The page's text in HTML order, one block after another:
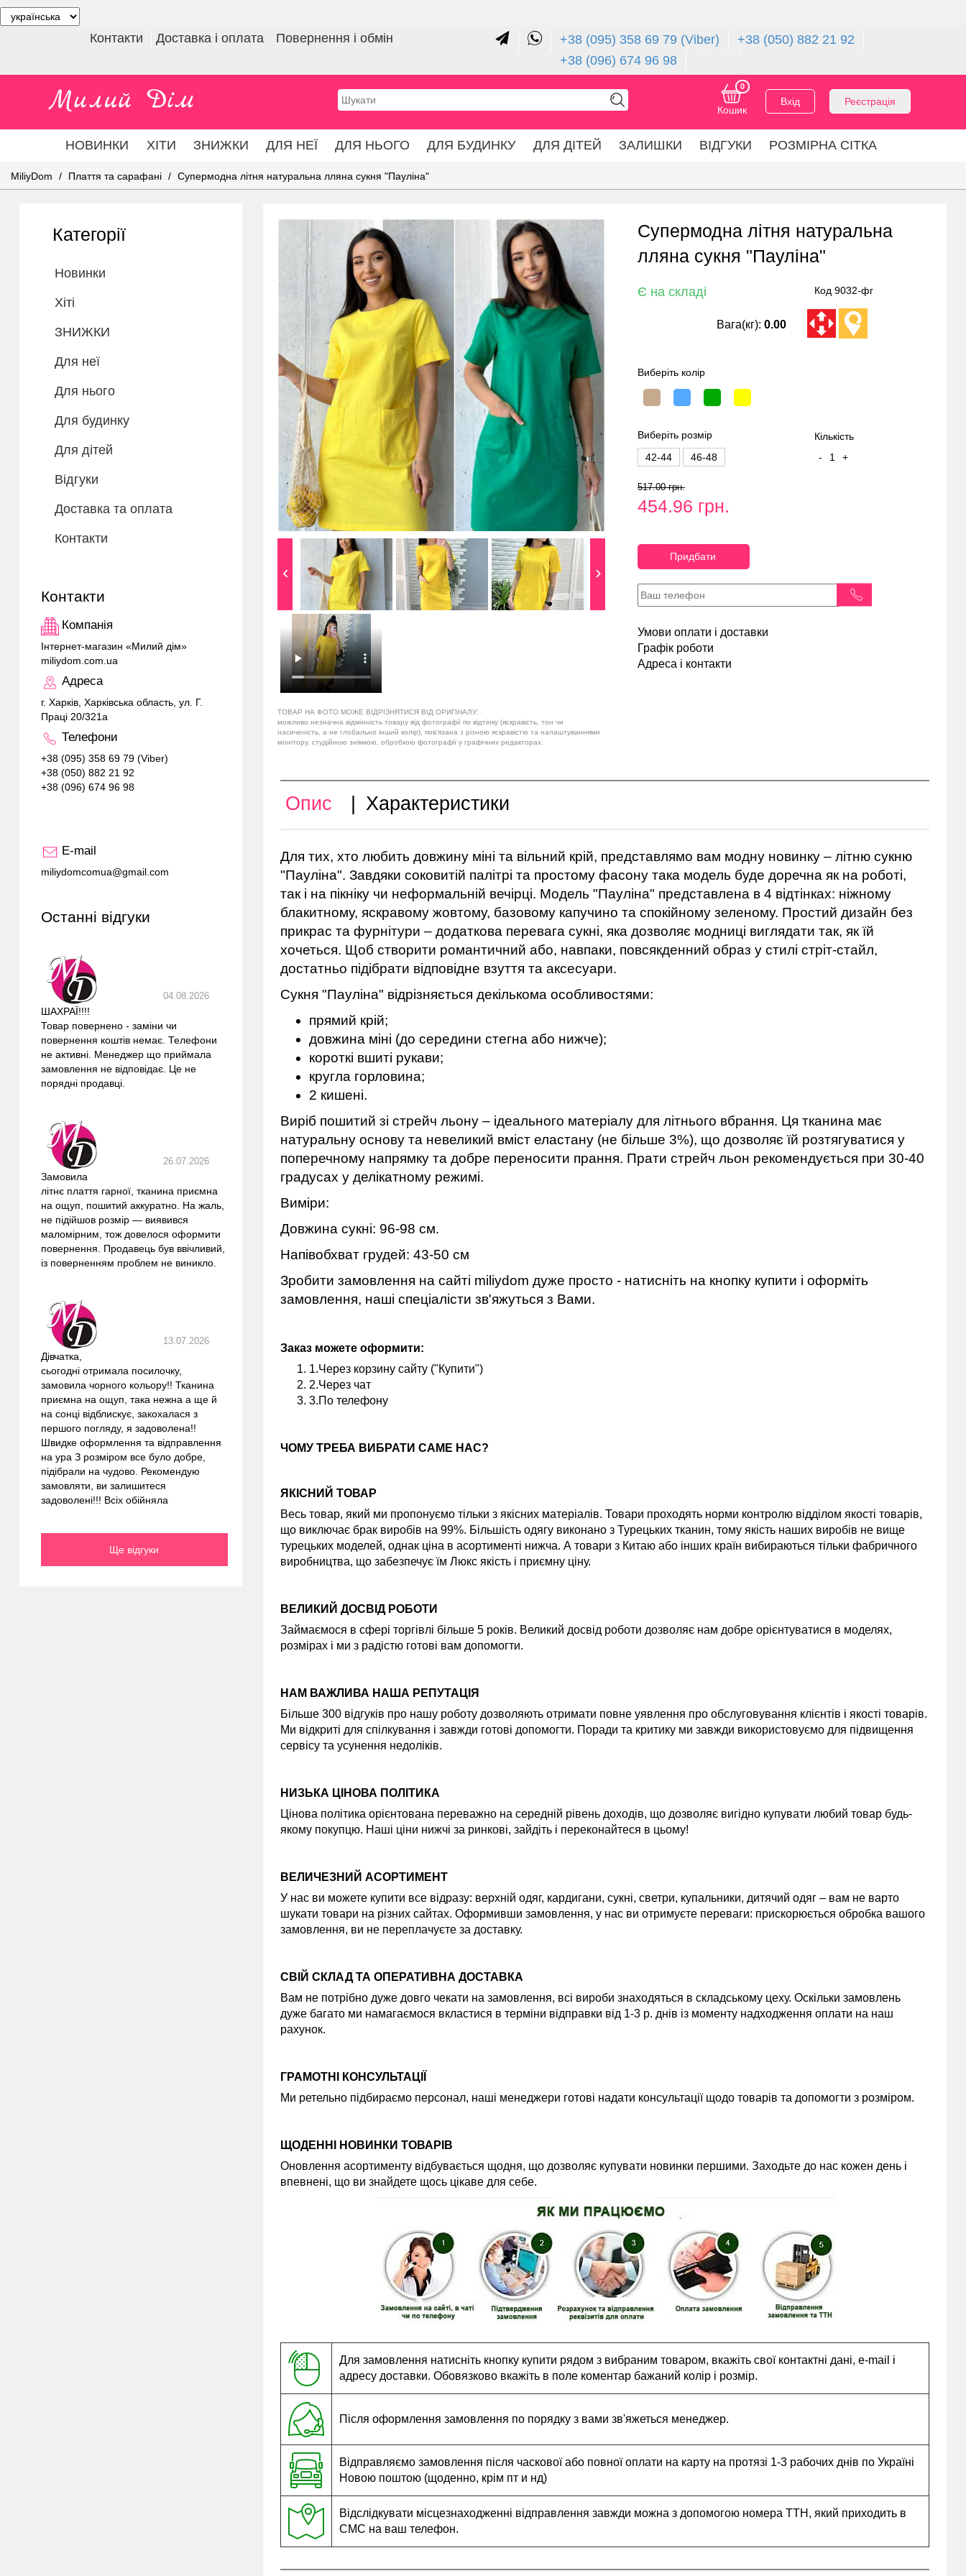
Контакти Доставка і оплата Повернення і обмін +38 (095) 358 69 79 (Viber)
+38 (050) 882 21 92
+38 (096) 674 96 98
Реєстрація
Вхід
Кошик
0
НОВИНКИ ХІТИ ЗНИЖКИ ДЛЯ НЕЇ ДЛЯ НЬОГО ДЛЯ БУДИНКУ ДЛЯ ДІТЕЙ ЗАЛИШКИ ВІДГУКИ РОЗМІРНА СІТКА
MiliyDom Плаття та сарафані Супермодна літня натуральна лляна сукня "Пауліна"
Категорії
Новинки
Хіті
ЗНИЖКИ
Для неї
Для нього
Для будинку
Для дітей
Відгуки
Доставка та оплата
Контакти
Контакти
Компанія
Інтернет-магазин «Милий дім»
miliydom.com.ua
Адреса
г. Харків, Харківська область, ул. Г.
Праці 20/321а
Телефони
+38 (095) 358 69 79 (Viber)
+38 (050) 882 21 92
+38 (096) 674 96 98
E-mail
miliydomcomua@gmail.com
Останні відгуки
04.08.2026
ШАХРАЇ!!!!
Товар повернено - заміни чи
повернення коштів немає. Телефони
не активні. Менеджер що приймала
замовлення не відповідає. Це не
порядні продавці.
26.07.2026
Замовила
літнє плаття гарної, тканина приємна
на ощуп, пошитий аккуратно. На жаль,
не підійшов розмір — виявився
маломірним, тож довелося оформити
повернення. Продавець був ввічливий,
із поверненням проблем не виникло.
13.07.2026
Дівчатка,
сьогодні отримала посилочку,
замовила чорного кольору!! Тканина
приємна на ощуп, така нежна а ще й
на сонці відблискує, закохалася з
першого погляду, я задоволена!!
Швидке оформлення та відправлення
на ура З розміром все було добре,
підібрали на чудово. Рекомендую
замовляти, ви залишитеся
задоволені!!! Всіх обійняла
Ще відгуки
ТОВАР НА ФОТО МОЖЕ ВІДРІЗНЯТИСЯ ВІД ОРИГІНАЛУ:
можливо незначна відмінність товару від фотографії по відтінку (яскравість, тон чи
насиченість, а не глобально інший колір), пов'язана з різною яскравістю та налаштуваннями
монітору, студійною знімкою, обробкою фотографії у графічних редакторах.
Супермодна літня натуральна
лляна сукня "Пауліна"
Є на складі Код 9032-фг
Вага(кг):0.00
Виберіть колір
Виберіть розмір
42-44
46-48
Кількість
-
1 +
517.00 грн.
454.96 грн.
Придбати
Умови оплати і доставки
Графік роботи
Адреса і контакти
Опис Характеристики
Для тих, хто любить довжину міні та вільний крій, представлямо вам модну новинку – літню сукню
"Пауліна". Завдяки соковитій палітрі та простому фасону така модель буде доречна як на роботі,
так і на пікніку чи неформальній вечірці. Модель "Пауліна" представлена в 4 відтінках: ніжному
блакитному, яскравому жовтому, базовому капучино та спокійному зеленому. Простий дизайн без
прикрас та фурнітури – додаткова перевага сукні, яка дозволяє модниці виглядати так, як їй
хочеться. Щоб створити романтичний або, навпаки, повсякденний образ у стилі стріт-стайл,
достатньо підібрати відповідне взуття та аксесуари.
Сукня "Пауліна" відрізняється декількома особливостями:
прямий крій;
довжина міні (до середини стегна або нижче);
короткі вшиті рукави;
кругла горловина;
2 кишені.
Виріб пошитий зі стрейч льону – ідеального матеріалу для літнього вбрання. Ця тканина має
натуральну основу та невеликий вміст еластану (не більше 3%), що дозволяє їй розтягуватися у
поперечному напрямку та добре переносити прання. Прати стрейч льон рекомендується при 30-40
градусах у делікатному режимі.
Виміри:
Довжина сукні: 96-98 см.
Напівобхват грудей: 43-50 см
Зробити замовлення на сайті miliydom дуже просто - натисніть на кнопку купити і оформіть
замовлення, наші спеціалісти зв'яжуться з Вами.
Заказ можете оформити:
1.Через корзину сайту ("Купити")
2.Через чат
3.По телефону
ЧОМУ ТРЕБА ВИБРАТИ САМЕ НАС?
ЯКІСНИЙ ТОВАР
Весь товар, який ми пропонуємо тільки з якісних матеріалів. Товари проходять норми контролю відділом якості товарів,
що виключає брак виробів на 99%. Більшість одягу виконано з Турецьких тканин, тому якість наших виробів не вище
турецьких моделей, однак ціна в асортименті нижча. А товари з Китаю або інших країн вибираються тільки фабричного
виробництва, що забезпечує їм Люкс якість і приємну ціну.
ВЕЛИКИЙ ДОСВІД РОБОТИ
Займаємося в сфері торгівлі більше 5 років. Великий досвід роботи дозволяє нам добре орієнтуватися в моделях,
розмірах і ми з радістю готові вам допомогти.
НАМ ВАЖЛИВА НАША РЕПУТАЦІЯ
Більше 300 відгуків про нашу роботу дозволяють отримати повне уявлення про обслуговування клієнтів і якості товарів.
Ми відкриті для спілкування і завжди готові допомогти. Поради та критику ми завжди використовуємо для підвищення
сервісу та усунення недоліків.
НИЗЬКА ЦІНОВА ПОЛІТИКА
Цінова політика орієнтована переважно на середній рівень доходів, що дозволяє вигідно купувати любий товар будь-
якому покупцю. Наші ціни нижчі за ринкові, зайдіть і переконайтеся в цьому!
ВЕЛИЧЕЗНИЙ АСОРТИМЕНТ
У нас ви можете купити все відразу: верхній одяг, кардигани, сукні, светри, купальники, дитячий одяг – вам не варто
шукати товари на різних сайтах. Оформивши замовлення, у нас ви отримуєте переваги: прискорюється обробка вашого
замовлення, ви не переплачуєте за доставку.
СВІЙ СКЛАД ТА ОПЕРАТИВНА ДОСТАВКА
Вам не потрібно дуже довго чекати на замовлення, всі вироби знаходяться в складському цеху. Оскільки замовлень
дуже багато ми намагаємося вкластися в терміни відправки від 1-3 р. днів із моменту надходження оплати на наш
рахунок.
ГРАМОТНІ КОНСУЛЬТАЦІЇ
Ми ретельно підбираємо персонал, наші менеджери готові надати консультації щодо товарів та допомогти з розміром.
ЩОДЕННІ НОВИНКИ ТОВАРІВ
Оновлення асортименту відбувається щодня, що дозволяє купувати новинки першими. Заходьте до нас кожен день і
впевнені, що ви знайдете щось цікаве для себе.
Для замовлення натисніть кнопку купити рядом з вибраним товаром, вкажіть свої контактні дані, e-mail і
адресу доставки. Обовязково вкажіть в поле коментар бажаний колір і розмір.
Після оформлення замовлення по порядку з вами зв'яжеться менеджер.
Відправляємо замовлення після часкової або повної оплати на карту на протязі 1-3 рабочих днів по Україні
Новою поштою (щоденно, крім пт и нд)
Відслідкувати місцезнаходженні відправлення завжди можна з допомогою номера ТТН, який приходить в
СМС на ваш телефон.